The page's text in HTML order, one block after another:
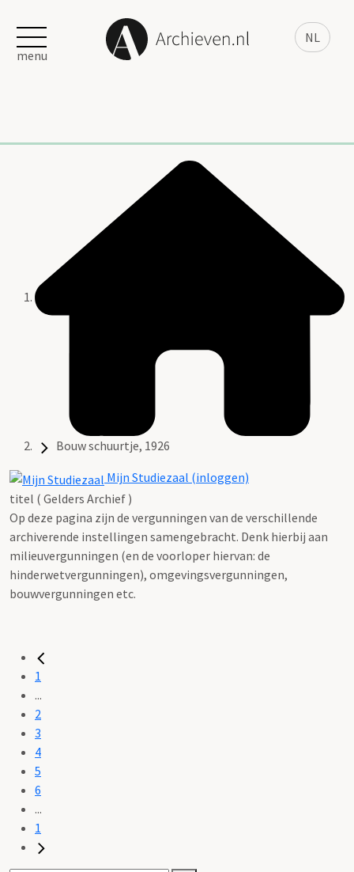
NL
menu
Bouw schuurtje, 1926
Mijn Studiezaal (inloggen)
titel ( Gelders Archief )
Op deze pagina zijn de vergunningen van de verschillende
archiverende instellingen samengebracht. Denk hierbij aan
milieuvergunningen (en de voorloper hiervan: de
hinderwetvergunningen), omgevingsvergunningen,
bouwvergunningen etc.
1
...
2
3
4
5
6
...
1